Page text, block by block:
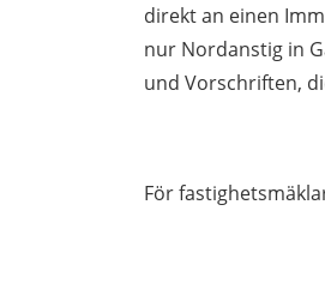
direkt an einen
nur Nordanstig in
und Vorschriften,
För